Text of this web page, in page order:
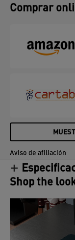
accesorios.
controlar el
Compatible con
derrames y
grados.
en una
FEEL GOOD
Comprar
Aviso de afiliación
Shop the